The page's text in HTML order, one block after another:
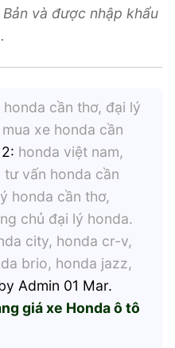
và được nhập khẩu
honda cần thơ, đại lý
mua xe honda cần
honda việt nam,
vấn honda cần
honda cần thơ,
chủ đại lý honda.
city, honda cr-v,
brio, honda jazz,
Admin 01 Mar.
giá xe Honda ô tô